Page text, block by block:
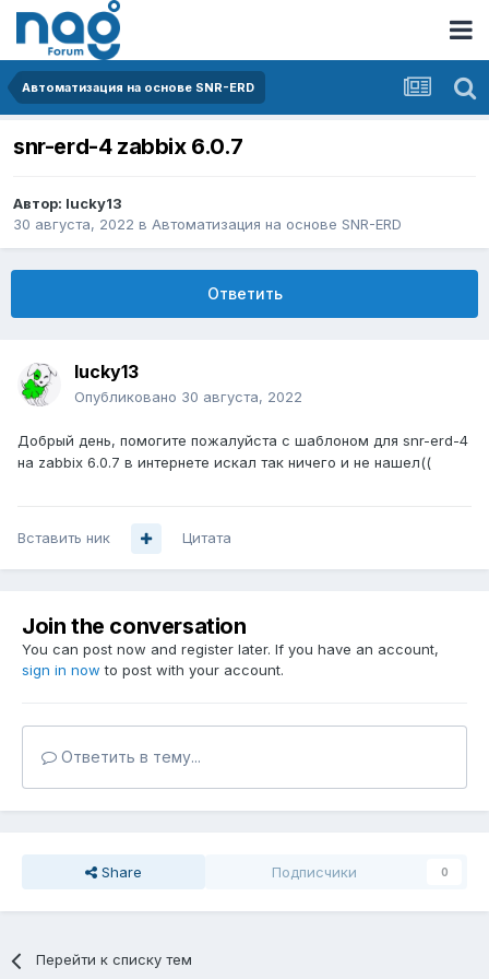
Автоматизация на основе SNR-ERD
snr-erd-4 zabbix 6.0.7
Автор: lucky13
30 августа, 2022 в Автоматизация на основе SNR-ERD
Ответить
lucky13
Опубликовано 30 августа, 2022
Добрый день, помогите пожалуйста с шаблоном для snr-erd-4
на zabbix 6.0.7 в интернете искал так ничего и не нашел((
Вставить ник Цитата
Join the conversation
You can post now and register later. If you have an account,
sign in now to post with your account.
Ответить в тему...
Share Подписчики 0
Перейти к списку тем